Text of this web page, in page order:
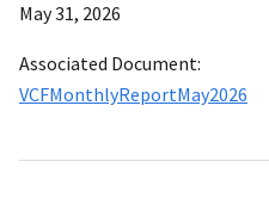
May 31, 2026
Associated Document:
VCFMonthlyReportMay2026